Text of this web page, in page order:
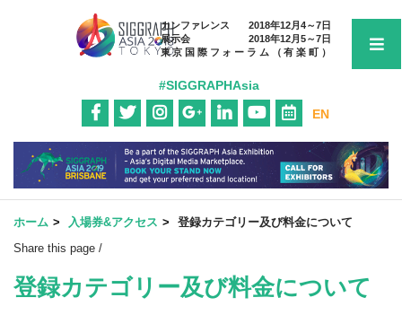
カンファレンス
2018年12月4～7日
展示会
2018年12月5～7日
東京国際フォーラム（有楽町）
#SIGGRAPHAsia
EN
ホーム 入場券&アクセス
登録カテゴリー及び料金について
Share this page /
登録カテゴリー及び料金について